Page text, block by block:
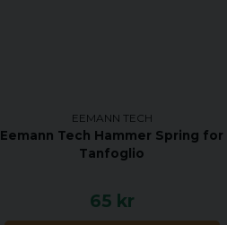
EEMANN TECH
Eemann Tech Hammer Spring for
Tanfoglio
65 kr